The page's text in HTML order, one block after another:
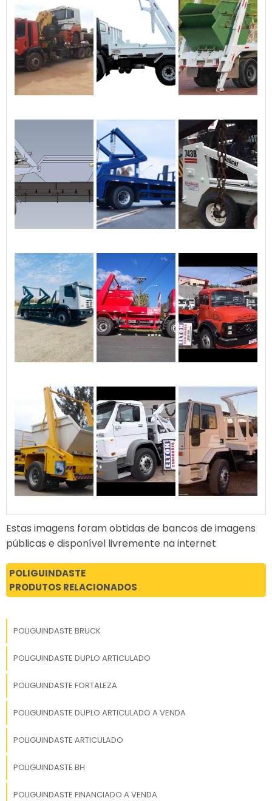
mangueiras flexíveis e 2
malhas de aço;Cilindros
hidráulicos para o
levantamento da
plataforma;Sapatas de
apoio e nivelamento na
base, com comandos
chapas com jato abrasivo
com aplicação de fundo
antiferrugem;Acabamento
com tinta
automotiva;Emissão do
Certificado do INMETRO para
emplacamento somente
para veículos
Estas imagens foram obtidas de bancos de imagens
públicas e disponível livremente na internet
POLIGUINDASTE
PRODUTOS RELACIONADOS
POLIGUINDASTE BRUCK
POLIGUINDASTE DUPLO ARTICULADO
POLIGUINDASTE FORTALEZA
POLIGUINDASTE DUPLO ARTICULADO A VENDA
POLIGUINDASTE ARTICULADO
POLIGUINDASTE BH
POLIGUINDASTE FINANCIADO A VENDA